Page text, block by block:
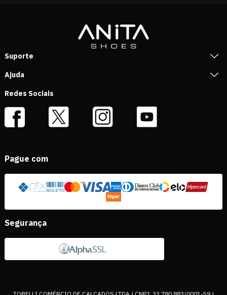
Suporte
Ajuda
Redes Sociais
Pague com
Segurança